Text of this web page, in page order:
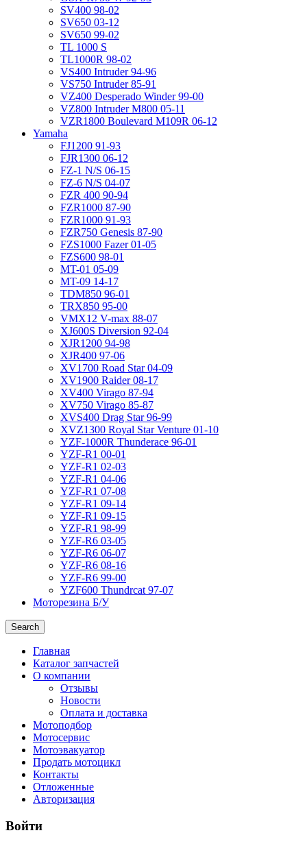
SV400 98-02
SV650 03-12
SV650 99-02
TL 1000 S
TL1000R 98-02
VS400 Intruder 94-96
VS750 Intruder 85-91
VZ400 Desperado Winder 99-00
VZ800 Intruder M800 05-11
VZR1800 Boulevard M109R 06-12
Yamaha
FJ1200 91-93
FJR1300 06-12
FZ-1 N/S 06-15
FZ-6 N/S 04-07
FZR 400 90-94
FZR1000 87-90
FZR1000 91-93
FZR750 Genesis 87-90
FZS1000 Fazer 01-05
FZS600 98-01
MT-01 05-09
MT-09 14-17
TDM850 96-01
TRX850 95-00
VMX12 V-max 88-07
XJ600S Diversion 92-04
XJR1200 94-98
XJR400 97-06
XV1700 Road Star 04-09
XV1900 Raider 08-17
XV400 Virago 87-94
XV750 Virago 85-87
XVS400 Drag Star 96-99
XVZ1300 Royal Star Venture 01-10
YZF-1000R Thunderace 96-01
YZF-R1 00-01
YZF-R1 02-03
YZF-R1 04-06
YZF-R1 07-08
YZF-R1 09-14
YZF-R1 09-15
YZF-R1 98-99
YZF-R6 03-05
YZF-R6 06-07
YZF-R6 08-16
YZF-R6 99-00
YZF600 Thundrcat 97-07
Моторезина Б/У
Search
Главная
Каталог запчастей
О компании
Отзывы
Новости
Оплата и доставка
Мотоподбор
Мотосервис
Мотоэвакуатор
Продать мотоцикл
Контакты
Отложенные
Авторизация
Войти